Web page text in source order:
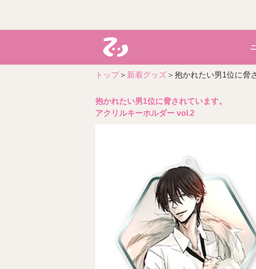
トップ＞ 新着グッズ ＞抱かれたい男1位に脅
抱かれたい男1位に脅されています。
アクリルキーホルダー vol.2